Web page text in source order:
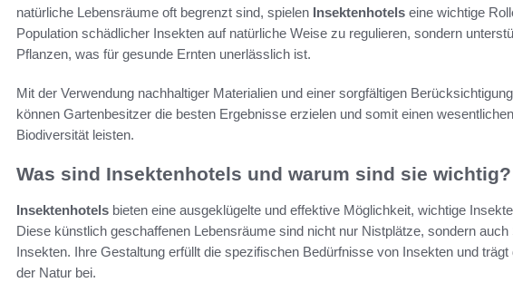
natürliche Lebensräume oft begrenzt sind, spielen Insektenhotels eine wichtige
Population schädlicher Insekten auf natürliche Weise zu regulieren, sondern
Pflanzen, was für gesunde Ernten unerlässlich ist.
Mit der Verwendung nachhaltiger Materialien und einer sorgfältigen
können Gartenbesitzer die besten Ergebnisse erzielen und somit einen
Biodiversität leisten.
Was sind Insektenhotels und warum sind sie wichtig?
Insektenhotels bieten eine ausgeklügelte und effektive Möglichkeit, wichtige
Diese künstlich geschaffenen Lebensräume sind nicht nur Nistplätze, sondern
Insekten. Ihre Gestaltung erfüllt die spezifischen Bedürfnisse von Insekten und
der Natur bei.